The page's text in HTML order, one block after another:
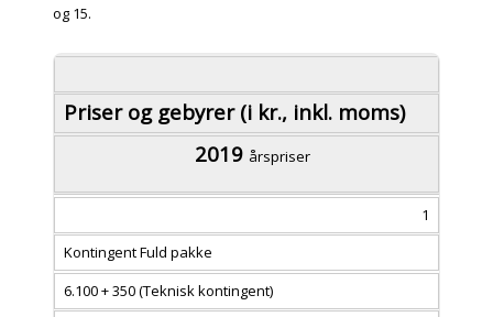
og 15.
Priser og gebyrer (i kr., inkl. moms)
2019 årspriser
1
Kontingent Fuld pakke
6.100 + 350 (Teknisk kontingent)